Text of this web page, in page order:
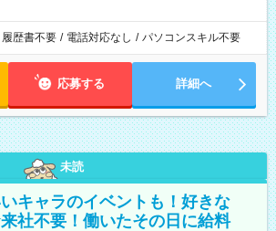
履歴書不要 / 電話対応なし / パソコンスキル不要
応募する 詳細へ
未読
キャラのイベントも！好きな
社不要！働いたその日に給料